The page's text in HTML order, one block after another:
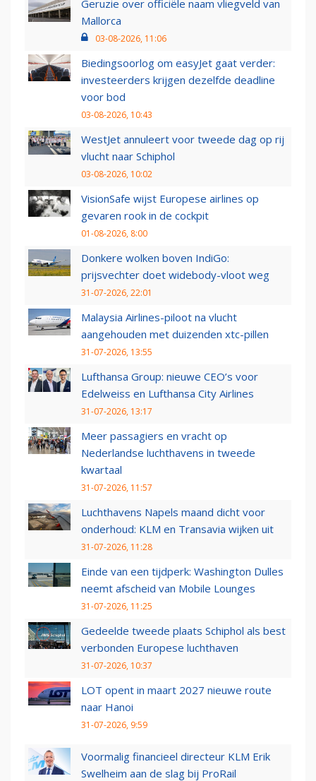
Geruzie over officiële naam vliegveld van
Mallorca
03-08-2026, 11:06
Biedingsoorlog om easyJet gaat verder:
investeerders krijgen dezelfde deadline
voor bod
03-08-2026, 10:43
WestJet annuleert voor tweede dag op rij
vlucht naar Schiphol
03-08-2026, 10:02
VisionSafe wijst Europese airlines op
gevaren rook in de cockpit
01-08-2026, 8:00
Donkere wolken boven IndiGo:
prijsvechter doet widebody-vloot weg
31-07-2026, 22:01
Malaysia Airlines-piloot na vlucht
aangehouden met duizenden xtc-pillen
31-07-2026, 13:55
Lufthansa Group: nieuwe CEO’s voor
Edelweiss en Lufthansa City Airlines
31-07-2026, 13:17
Meer passagiers en vracht op
Nederlandse luchthavens in tweede
kwartaal
31-07-2026, 11:57
Luchthavens Napels maand dicht voor
onderhoud: KLM en Transavia wijken uit
31-07-2026, 11:28
Einde van een tijdperk: Washington Dulles
neemt afscheid van Mobile Lounges
31-07-2026, 11:25
Gedeelde tweede plaats Schiphol als best
verbonden Europese luchthaven
31-07-2026, 10:37
LOT opent in maart 2027 nieuwe route
naar Hanoi
31-07-2026, 9:59
Voormalig financieel directeur KLM Erik
Swelheim aan de slag bij ProRail